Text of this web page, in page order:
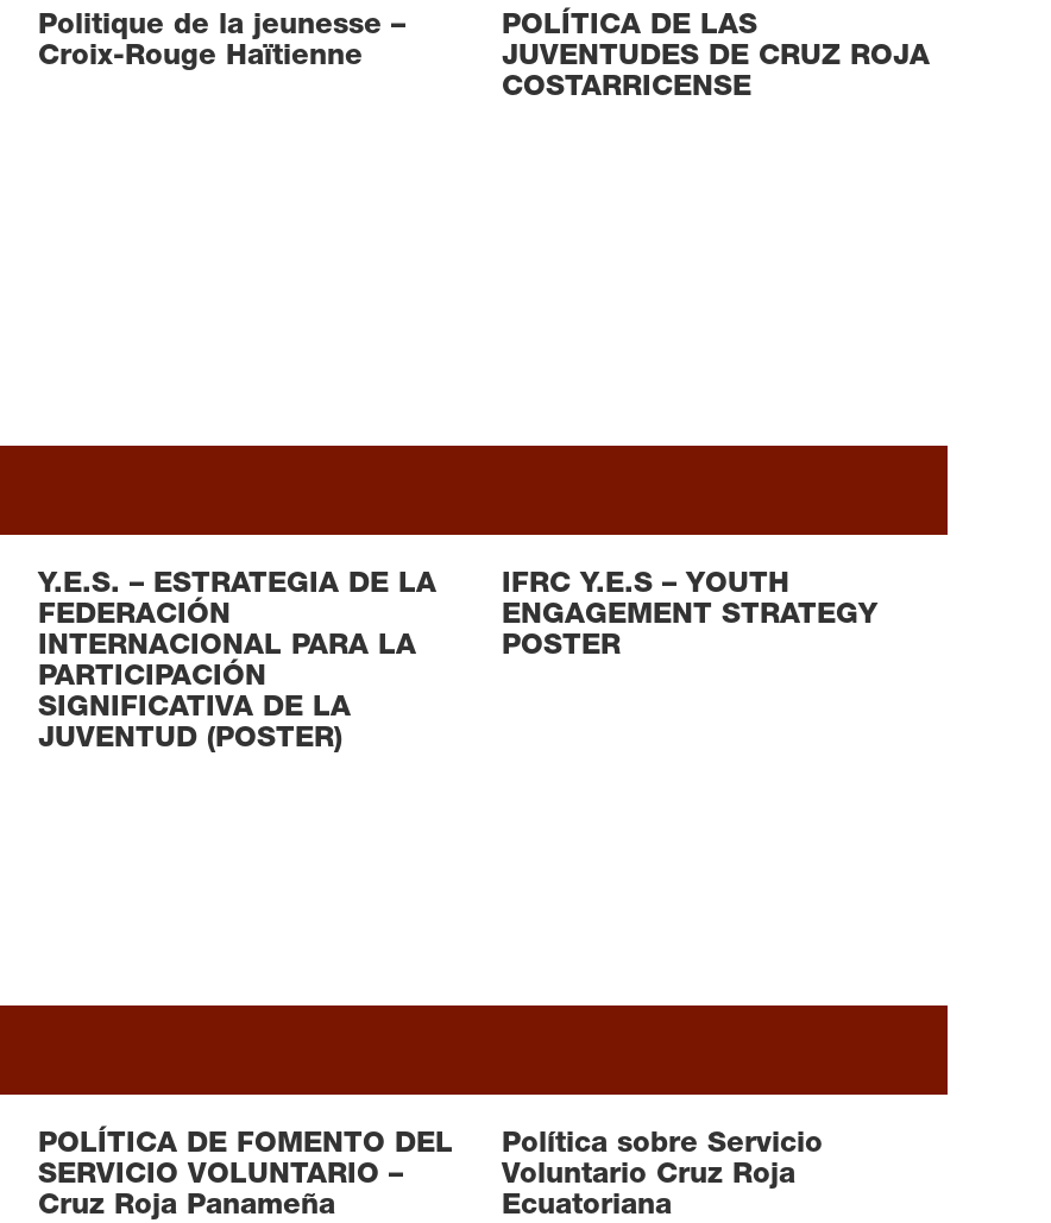
Politique de la jeunesse –
Croix-Rouge Haïtienne
POLÍTICA DE LAS
JUVENTUDES DE CRUZ ROJA
COSTARRICENSE
READ MORE
Y.E.S. – ESTRATEGIA DE LA
FEDERACIÓN
INTERNACIONAL PARA LA
PARTICIPACIÓN
SIGNIFICATIVA DE LA
JUVENTUD (POSTER)
READ MORE
IFRC Y.E.S – YOUTH
ENGAGEMENT STRATEGY
POSTER
POLÍTICA DE FOMENTO DEL
SERVICIO VOLUNTARIO –
Cruz Roja Panameña
Política sobre Servicio
Voluntario Cruz Roja
Ecuatoriana